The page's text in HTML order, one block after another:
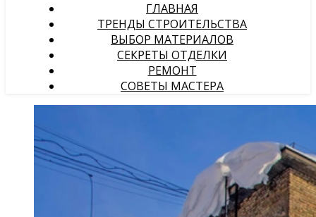
ГЛАВНАЯ
ТРЕНДЫ СТРОИТЕЛЬСТВА
ВЫБОР МАТЕРИАЛОВ
СЕКРЕТЫ ОТДЕЛКИ
РЕМОНТ
СОВЕТЫ МАСТЕРА